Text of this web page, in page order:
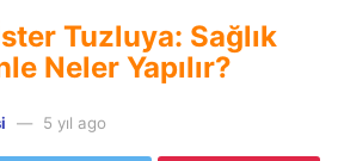
Tuzluya: Sağlık
Neler Yapılır?
5 yıl ago